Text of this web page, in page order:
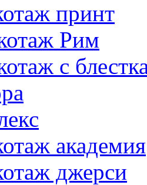
принт
Рим
с
академия
джерси